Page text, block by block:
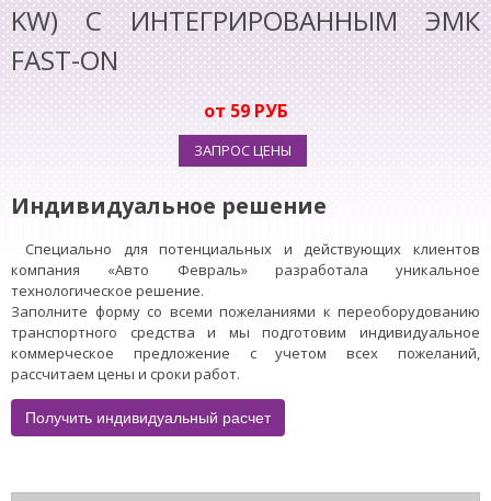
KW) С ИНТЕГРИРОВАННЫМ ЭМК
FAST-ON
от 59 РУБ
ЗАПРОС ЦЕНЫ
Индивидуальное решение
Специально для потенциальных и действующих клиентов
компания «Авто Февраль» разработала уникальное
технологическое решение.
Заполните форму со всеми пожеланиями к переоборудованию
транспортного средства и мы подготовим индивидуальное
коммерческое предложение с учетом всех пожеланий,
рассчитаем цены и сроки работ.
Получить индивидуальный расчет